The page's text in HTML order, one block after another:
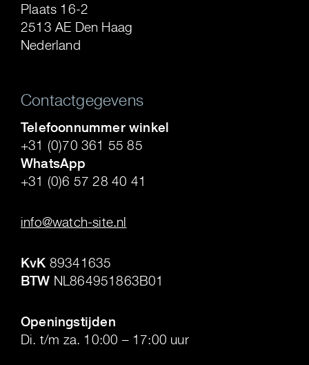
Plaats 16-2
2513 AE Den Haag
Nederland
Contactgegevens
Telefoonnummer winkel
+31 (0)70 361 55 85
WhatsApp
+31 (0)6 57 28 40 41
info@watch-site.nl
KvK 89341635
BTW NL864951863B01
Openingstijden
Di. t/m za. 10:00 – 17:00 uur